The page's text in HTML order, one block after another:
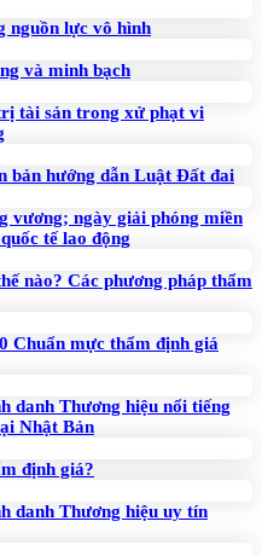
nguồn lực vô hình
và minh bạch
tài sản trong xử phạt vi
bản hướng dẫn Luật Đất đai
vương; ngày giải phóng miền
tế lao động
nào? Các phương pháp thẩm
Chuẩn mực thẩm định giá
danh Thương hiệu nổi tiếng
Nhật Bản
định giá?
danh Thương hiệu uy tín